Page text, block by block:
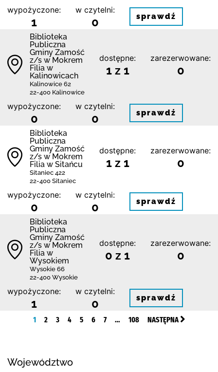
wypożyczone:
1
w czytelni:
0 sprawdź
Biblio­teka
Publiczna
Gminy Zamość
z/s w Mokrem
Filia w
Kalinowicach
Kalinowice 62
22-400 Kalinowice
dostępne:
1 z 1
zarezerwowane:
0
wypożyczone:
0
w czytelni:
0 sprawdź
Biblio­teka
Publiczna
Gminy Zamość
z/s w Mokrem
Filia w Sitańcu
Sitaniec 422
22-400 Sitaniec
dostępne:
1 z 1
zarezerwowane:
0
wypożyczone:
0
w czytelni:
0 sprawdź
Biblio­teka
Publiczna
Gminy Zamość
z/s w Mokrem
Filia w
Wysokiem
Wysokie 66
22-400 Wysokie
dostępne:
0 z 1
zarezerwowane:
0
wypożyczone:
1
w czytelni:
0 sprawdź
1 2 3 4 5 6 7 … 108 NASTĘPNA
Województwo